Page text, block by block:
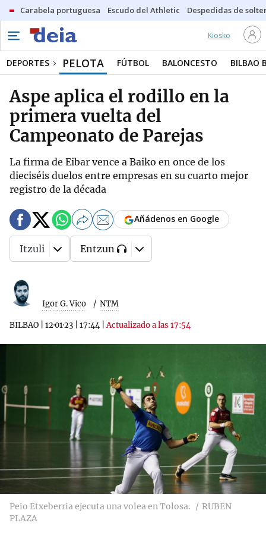
Carabela portuguesa Escudo del Athletic Despedidas de
Kiosko
DEPORTES PELOTA FÚTBOL BALONCESTO BILBAO
Aspe aplica el rodillo en la
primera vuelta del
Campeonato de Parejas
La firma de Eibar vence a Baiko en once de los
dieciséis duelos entre empresas en su cuarto mejor
registro de la década
Igor G. Vico NTM
BILBAO 12·01·23 17:44 |Actualizado a las 17:54
Añádenos en Google
Itzuli Entzun
Peio Etxeberria ejecuta una volea en Tolosa.
RUBEN
PLAZA